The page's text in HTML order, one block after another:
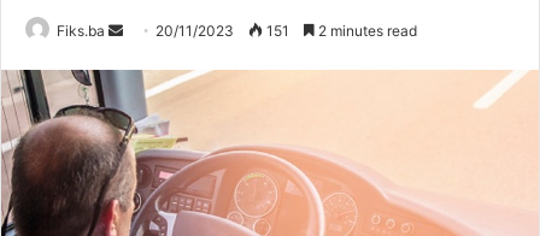
Fiks.ba
Send
email
20/11/2023 151 2 minutes read